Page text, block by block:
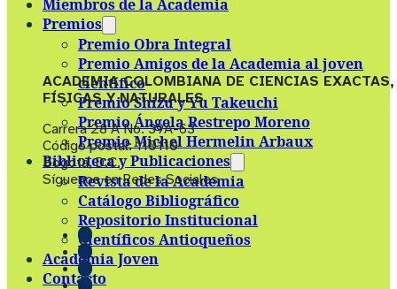
Miembros de la Academia
Premios
Premio Obra Integral
Premio Amigos de la Academia al joven
científico
Premio Shizu y Yu Takeuchi
Premio Ángela Restrepo Moreno
Premio Michel Hermelin Arbaux
Biblioteca y Publicaciones
Revista de la Academia
Catálogo Bibliográfico
Repositorio Institucional
Científicos Antioqueños
Academia Joven
Contacto
ACADEMIA COLOMBIANA DE CIENCIAS EXACTAS,
FÍSICAS Y NATURALES
Carrera 28 A No. 39A-63
Código postal: 110110
Bogotá, D.C.
Síguenos en Redes Sociales